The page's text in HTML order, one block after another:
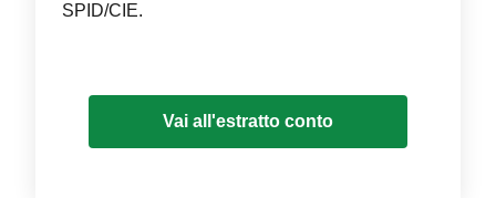
SPID/CIE.
Vai all'estratto conto